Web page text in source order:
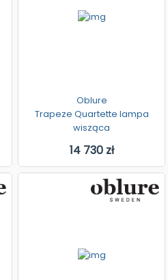
Oblure
Trapeze Quartette lampa
wisząca
14 730 zł